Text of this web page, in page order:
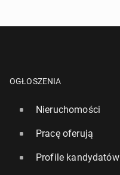
OGŁOSZENIA
Nieruchomości
Pracę oferują
Profile kandydatów